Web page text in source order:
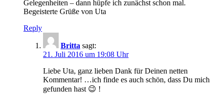
Gelegenheiten – dann hüpfe ich zunächst schon mal.
Begeisterte Grüße von Uta
Reply
Britta sagt:
21. Juli 2016 um 19:08 Uhr
Liebe Uta, ganz lieben Dank für Deinen netten
Kommentar! …ich finde es auch schön, dass Du mich
gefunden hast 😉 !